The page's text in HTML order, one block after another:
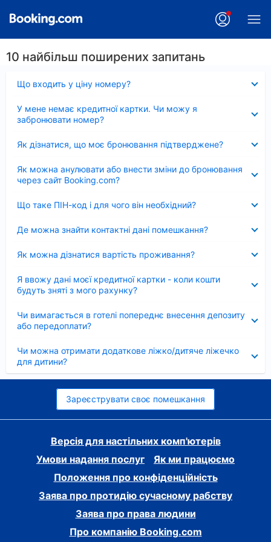
10 найбільш поширених запитань
Що входить у ціну номеру?
У мене немає кредитної картки. Чи можу я
забронювати номер?
Як дізнатися, що моє бронювання підтверджене?
Як можна анулювати або внести зміни до бронювання
через сайт Booking.com?
Що таке ПІН-код і для чого він необхідний?
Де можна знайти контактні дані помешкання?
Як можна дізнатися вартість проживання?
Я ввожу дані моєї кредитної картки - коли кошти
будуть зняті з мого рахунку?
Чи вимагається в готелі попереднє внесення депозиту
або передоплати?
Чи можна отримати додаткове ліжко/дитяче ліжечко
для дитини?
Зареєструвати своє помешкання
Версія для настільних комп'ютерів
Умови надання послуг
Як ми працюємо
Положення про конфіденційність
Заява про протидію сучасному рабству
Заява про права людини
Про компанію Booking.com